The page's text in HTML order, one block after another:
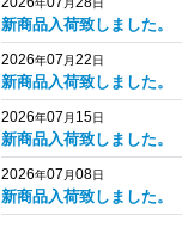
年 月 日
新商品入荷致しました。
2026年07 月22日
新商品入荷致しました。
2026年07 月 15日
新商品入荷致しました。
2026年07 月08日
新商品入荷致しました。